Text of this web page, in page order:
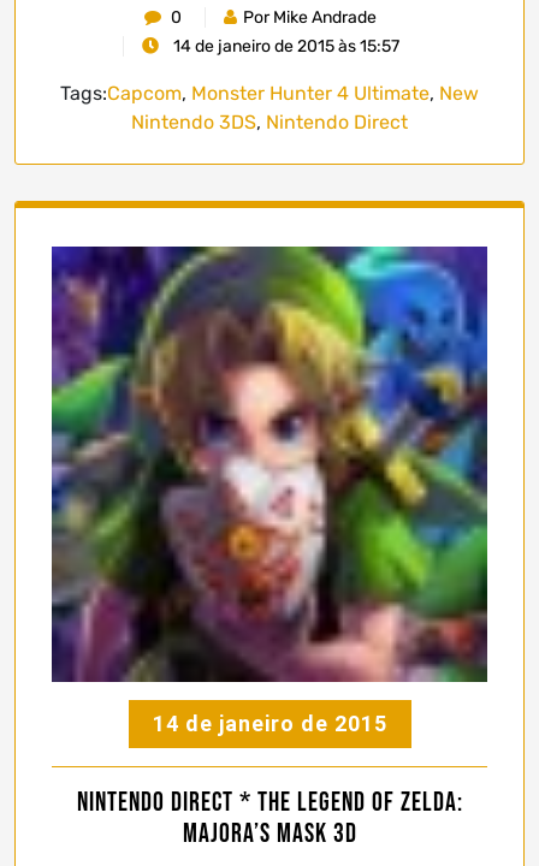
0
Por Mike Andrade
14 de janeiro de 2015 às 15:57
Tags:Capcom, Monster Hunter 4 Ultimate, New
Nintendo 3DS, Nintendo Direct
14 de janeiro de 2015
Nintendo Direct * The Legend of Zelda:
Majora’s Mask 3D